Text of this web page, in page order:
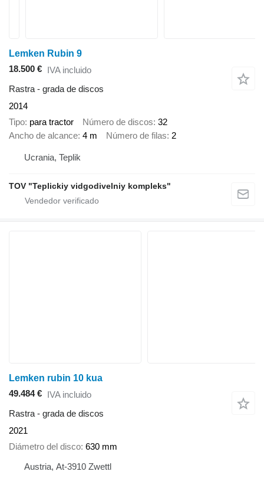
Lemken Rubin 9
18.500 € IVA incluido
Rastra - grada de discos
2014
Tipo para tractor Número de discos 32
Ancho de alcance 4 m Número de filas 2
Ucrania, Teplik
TOV "Teplickiy vidgodivelniy kompleks"
Lemken rubin 10 kua
49.484 € IVA incluido
Rastra - grada de discos
2021
Diámetro del disco 630 mm
Austria, At-3910 Zwettl